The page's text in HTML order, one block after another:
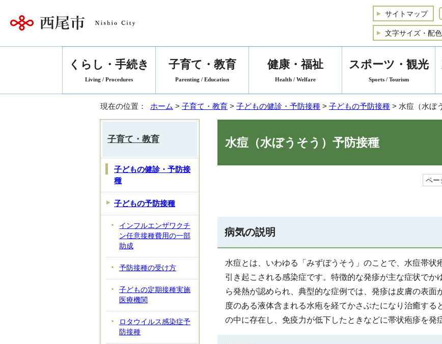
サイトマップ
文字サイズ・配
くらし・手続き
Living / Procedures
子育て・教育
Parenting / Education
健康・福祉
Health / Welfare
スポーツ・観光
Sports / Tourism
現在の位置： ホーム > 子育て・教育 > 子どもの健診・予防接種 > 子どもの予防接種 > 水痘（水ぼ
水痘（水ぼうそう）予防接種
ペー
病気の説明
水痘とは、いわゆる「みずぼうそう」のことで、水痘帯状
引き起こされる感染症です。特徴的な発疹が主な症状でか
ら発熱が認められ、典型的な症例では、発疹は皮膚の表面
度のある液体含まれる水疱を経てかさぶたになり治癒する
の中に存在し、免疫力が低下したときなどに帯状疱疹を発
子育て・教育
子どもの健診・予防接
種
子どもの予防接種
インフルエンザワクチ
ン任意接種費用の一部
助成
予防接種の受け方
子どもの定期接種実施
医療機関
ロタウイルス感染症予
防接種